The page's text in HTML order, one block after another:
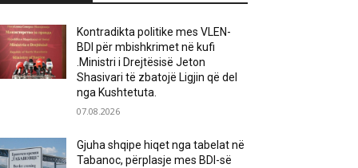
Kontradikta politike mes VLEN-
BDI për mbishkrimet në kufi
.Ministri i Drejtësisë Jeton
Shasivari të zbatojë Ligjin që del
nga Kushtetuta.
07.08.2026
Gjuha shqipe hiqet nga tabelat në
Tabanoc, përplasje mes BDI-së